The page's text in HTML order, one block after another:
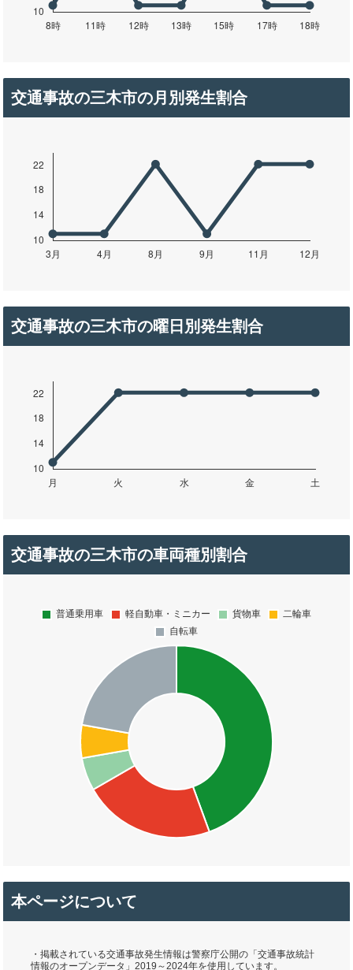
交通事故の三木市の月別発生割合
交通事故の三木市の曜日別発生割合
交通事故の三木市の車両種別割合
本ページについて
・掲載されている交通事故発生情報は警察庁公開の「交通事故統計
情報のオープンデータ」2019～2024年を使用しています。